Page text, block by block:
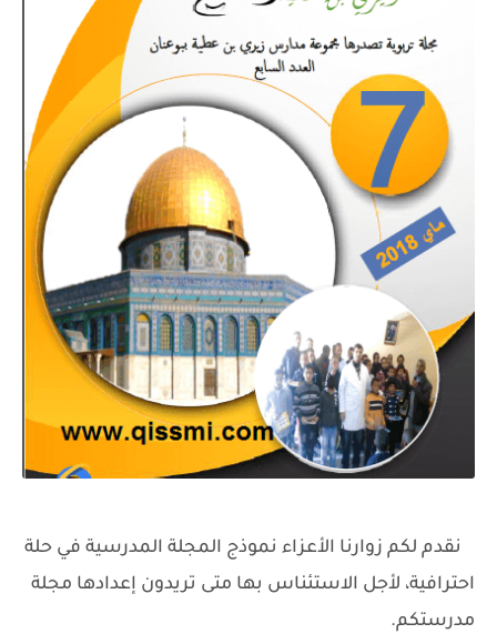
نقدم لكم زوارنا الأعزاء نموذج المجلة المدرسية في حلة
احترافية، لأجل الاستئناس بها متى تريدون إعدادها مجلة
مدرستكم.